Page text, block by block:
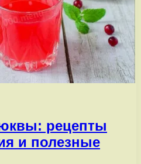
рецепты
и полезные